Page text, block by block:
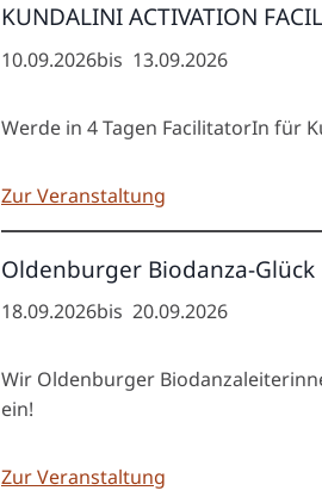
KUNDALINI ACTIVATION
10.09.2026bis 13.09.2026
Werde in 4 Tagen FacilitatorIn für
Zur Veranstaltung
Oldenburger Biodanza-Glück
18.09.2026bis 20.09.2026
Wir Oldenburger
ein!
Zur Veranstaltung